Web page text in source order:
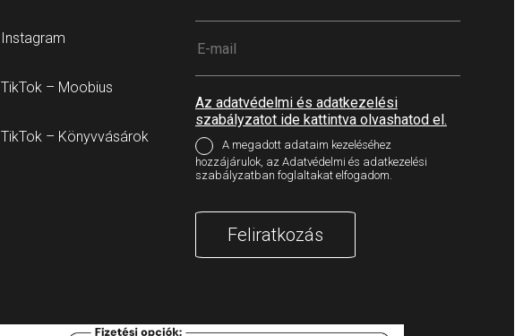
Instagram
TikTok – Moobius
TikTok – Könyvvásárok
Az adatvédelmi és adatkezelési
szabályzatot ide kattintva olvashatod el.
A megadott adataim kezeléséhez
hozzájárulok, az Adatvédelmi és adatkezelési
szabályzatban foglaltakat elfogadom.
Feliratkozás